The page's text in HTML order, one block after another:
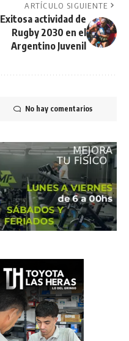
ARTÍCULO SIGUIENTE
Exitosa actividad de
Rugby 2030 en el
Argentino Juvenil
No hay comentarios